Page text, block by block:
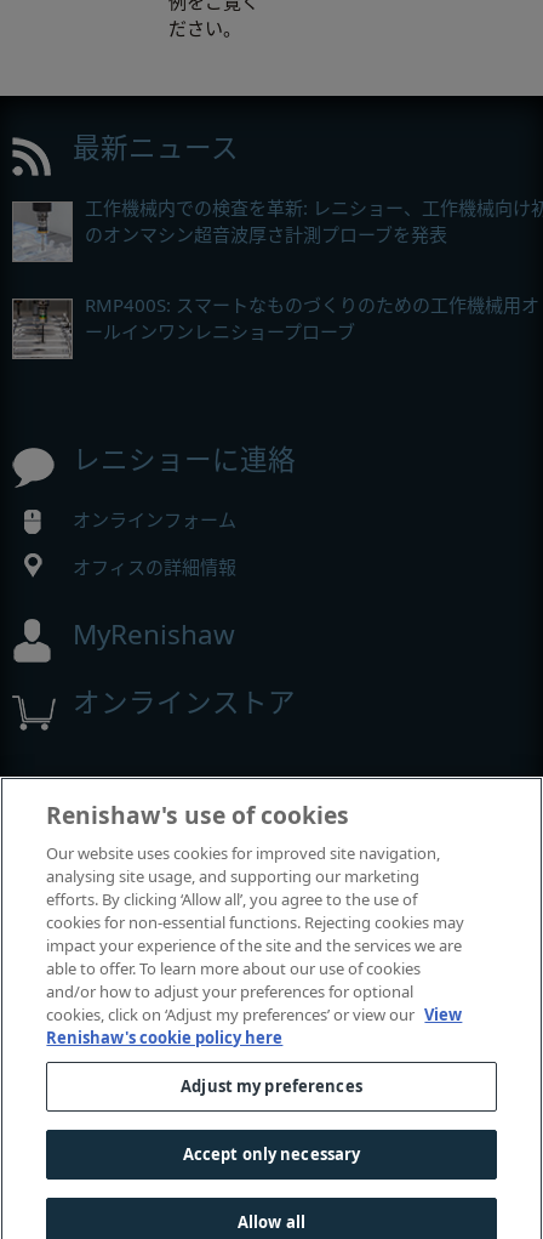
ださい。
最新ニュース
工作機械内での検査を革新: レニショー、工作機械向け
のオンマシン超音波厚さ計測プローブを発表
RMP400S: スマートなものづくりのための工作機械用オ
ールインワンレニショープローブ
レニショーに連絡
オンラインフォーム
オフィスの詳細情報
MyRenishaw
オンラインストア
イベントとウェビナー
レニショーの出展イベント
© 2001-2026 Renishaw plc.無断転用禁止。
お問い合わせ|法令およびコンプライアンス|ユーザー補助
Cookieに関するガイド
Renishaw's use of cookies
Our website uses cookies for improved site navigation,
analysing site usage, and supporting our marketing
efforts. By clicking ‘Allow all’, you agree to the use of
cookies for non-essential functions. Rejecting cookies may
impact your experience of the site and the services we are
able to offer. To learn more about our use of cookies
and/or how to adjust your preferences for optional
cookies, click on ‘Adjust my preferences’ or view our View
Renishaw's cookie policy here
Adjust my preferences
Accept only necessary
Allow all